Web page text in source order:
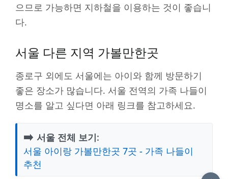
으므로 가능하면 지하철을 이용하는 것이 좋습니
다.
서울 다른 지역 가볼만한곳
종로구 외에도 서울에는 아이와 함께 방문하기
좋은 장소가 많습니다. 서울 전역의 가족 나들이
명소를 알고 싶다면 아래 링크를 참고하세요.
➡️ 서울 전체 보기:
서울 아이랑 가볼만한곳 7곳 - 가족 나들이
추천